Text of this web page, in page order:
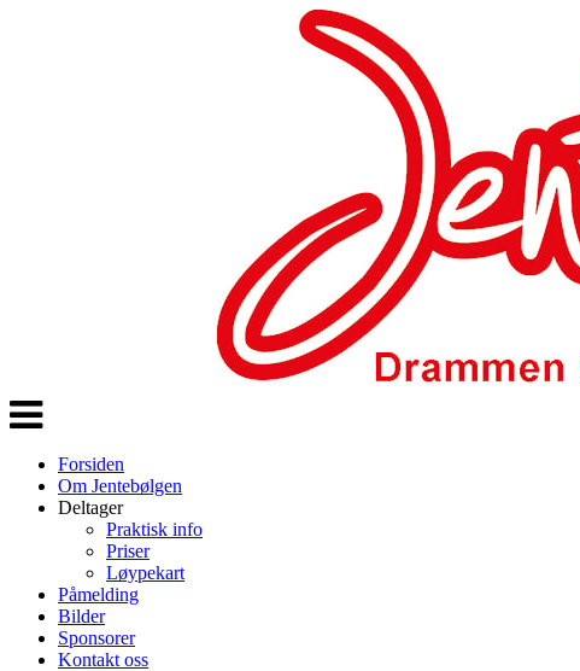
Veksle
navigasjon
Forsiden
Om Jentebølgen
Deltager
Praktisk info
Priser
Løypekart
Påmelding
Bilder
Sponsorer
Kontakt oss